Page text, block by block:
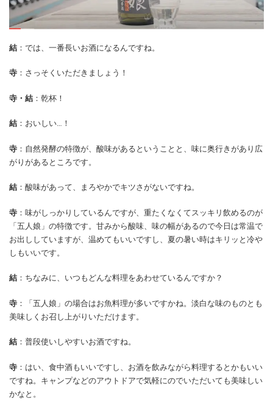
結 ：では、一番長いお酒になるんですね。
寺 ：さっそくいただきましょう！
寺・結 ：乾杯！
結 ：おいしい…！
寺 ：自然発酵の特徴が、酸味があるということと、味に奥行きがあり広
がりがあるところです。
結 ：酸味があって、まろやかでキツさがないですね。
寺 ：味がしっかりしているんですが、重たくなくてスッキリ飲めるのが
「五人娘」の特徴です。甘みから酸味、味の幅があるので今日は常温で
お出ししていますが、温めてもいいですし、夏の暑い時はキリッと冷や
しもいいです。
結 ：ちなみに、いつもどんな料理をあわせているんですか？
寺 ：「五人娘」の場合はお魚料理が多いですかね。淡白な味のものとも
美味しくお召し上がりいただけます。
結 ：普段使いしやすいお酒ですね。
寺 ：はい、食中酒もいいですし、お酒を飲みながら料理するとかもいい
ですね。キャンプなどのアウトドアで気軽にのでいただいても美味しい
かなと。